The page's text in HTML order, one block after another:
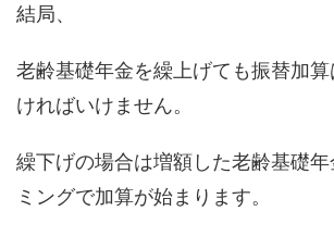
結局、
老齢基礎年金を繰上げても振替加
ければいけません。
繰下げの場合は増額した老齢基礎
ミングで加算が始まります。